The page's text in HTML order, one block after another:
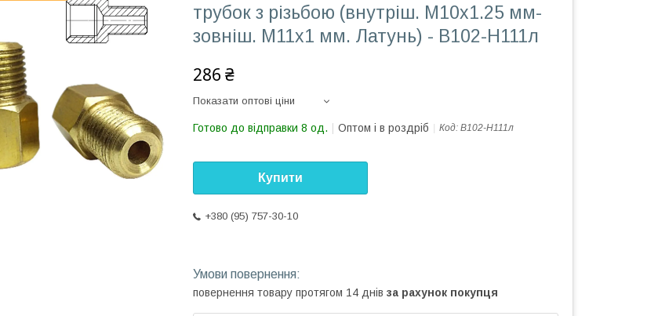
трубок з різьбою (внутріш. М10x1.25 мм-
зовніш. М11x1 мм. Латунь) - В102-Н111л
286 ₴
Показати оптові ціни
Готово до відправки 8 од. Оптом і в роздріб Код: В102-Н111л
Купити
+380 (95) 757-30-10
повернення товару протягом 14 днів за рахунок покупця